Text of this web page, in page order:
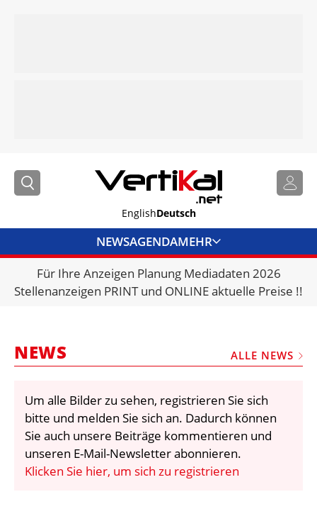
EnglishDeutsch
NEWSAGENDAMEHR
BRANCHENLINKS
VERMIETER
VIDEOS
BIBLIOTHEK
KRAN & BÜHNE
Für Ihre Anzeigen Planung Mediadaten 2026
Stellenanzeigen PRINT und ONLINE aktuelle Preise !!
NEWS ALLE NEWS
Um alle Bilder zu sehen, registrieren Sie sich
bitte und melden Sie sich an. Dadurch können
Sie auch unsere Beiträge kommentieren und
unseren E-Mail-Newsletter abonnieren.
Klicken Sie hier, um sich zu registrieren